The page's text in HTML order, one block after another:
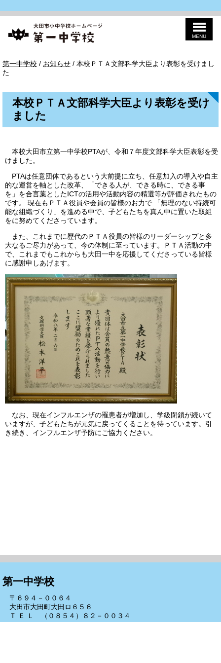
中
MENU
現
在
位
置：
第一中学校 / お知らせ / 本校ＰＴＡ文部科学大臣より表彰を受けまし
た
本校ＰＴＡ文部科学大臣より表彰を受け
ました
本校大田市立第一中学校PTAが、令和７年度文部科学大臣表彰を受
けました。
PTAは任意団体であるという大前提に立ち、任意加入の導入や自主
的な運営を軸とした改革、「できる人が、できる時に、できる事
を」を合言葉としたICTの活用や活動内容の精選等が評価されたもの
です。 現在もＰＴＡ役員や会員の皆様のお力で 「無理のない持続可
能な組織づくり」を進める中で、子どもたちを真ん中に置いた取組
をに努めてくださっています。
また、これまでに歴代のＰＴＡ役員の皆様のリーダーシップと多
大なるご尽力があって、今の体制に至っています。ＰＴＡ活動の中
で、これまでもこれからも大田一中を応援してくださっている皆様
に感謝申しあげます。
なお、現在インフルエンザの罹患者が増加し、学級閉鎖が続いて
いますが、子どもたちが元気に戻ってくることを待っています。引
き続き、インフルエンザ予防にご協力ください。
第一中学校
〒６９４－００６４
大田市大田町大田ロ６５６
Ｔ Ｅ Ｌ （０８５４）８２－００３４
Ｆ Ａ Ｘ （０８５４）８４－７２５１